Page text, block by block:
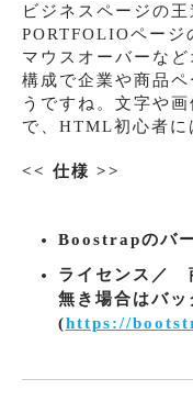
ビジネスページの
PORTFOLIOページ
マウスオーバーな
構成で企業や商品
うですね。文字や
で、HTML初心者に
<< 仕様 >>
Boostrapのバ
ライセンス／
無き場合はバ
(https://